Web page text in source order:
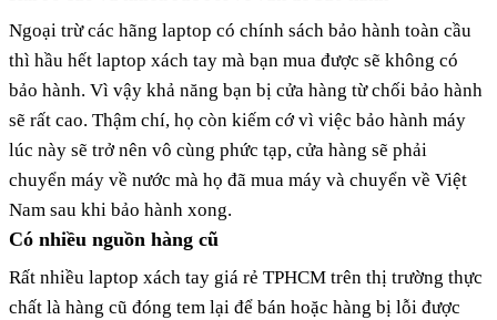
Ngoại trừ các hãng laptop có chính sách bảo hành toàn cầu
thì hầu hết laptop xách tay mà bạn mua được sẽ không có
bảo hành. Vì vậy khả năng bạn bị cửa hàng từ chối bảo hành
sẽ rất cao. Thậm chí, họ còn kiếm cớ vì việc bảo hành máy
lúc này sẽ trở nên vô cùng phức tạp, cửa hàng sẽ phải
chuyển máy về nước mà họ đã mua máy và chuyển về Việt
Nam sau khi bảo hành xong.
Có nhiều nguồn hàng cũ
Rất nhiều laptop xách tay giá rẻ TPHCM trên thị trường thực
chất là hàng cũ đóng tem lại để bán hoặc hàng bị lỗi được